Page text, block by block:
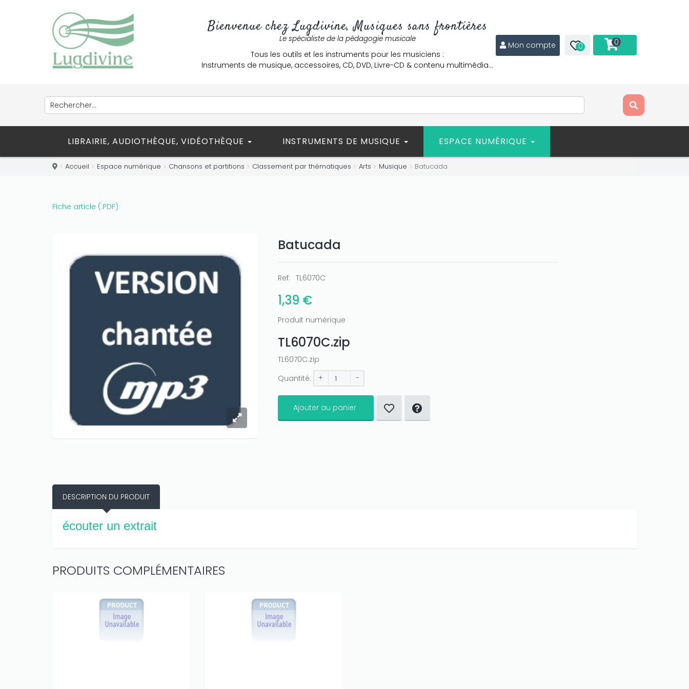
Bienvenue chez Lugdivine, Musiques sans frontières
Le spécialiste de la pédagogie musicale
Tous les outils et les instruments pour les musiciens :
Instruments de musique, accessoires, CD, DVD, Livre-CD & contenu multimédia…
Mon compte 0 0
LIBRAIRIE, AUDIOTHÈQUE, VIDÉOTHÈQUE INSTRUMENTS DE MUSIQUE ESPACE NUMÉRIQUE
Accueil Espace numérique Chansons et partitions Classement par thématiques Arts Musique Batucada
Fiche article (.PDF)
Batucada
Ref: TL6070C
1,39 €
Produit numérique
TL6070C.zip
TL6070C.zip
Quantité:
+ -
Ajouter au panier
DESCRIPTION DU PRODUIT
écouter un extrait
PRODUITS COMPLÉMENTAIRES